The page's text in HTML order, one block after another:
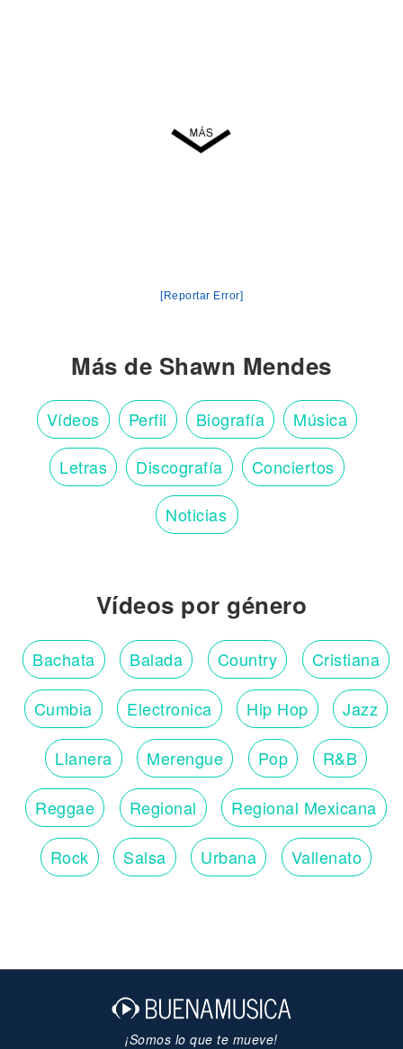
[Reportar Error]
Más de Shawn Mendes
Vídeos Perfil Biografía Música
Letras Discografía Conciertos
Noticias
Vídeos por género
Bachata Balada Country Cristiana
Cumbia Electronica Hip Hop Jazz
Llanera Merengue Pop R&B
Reggae Regional Regional Mexicana
Rock Salsa Urbana Vallenato
¡Somos lo que te mueve!